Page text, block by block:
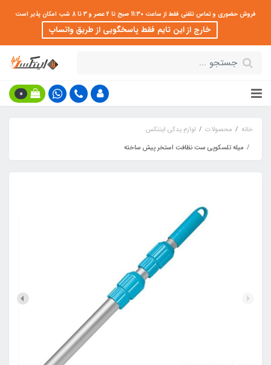
فروش حضوری و تماس تلفنی فقط از ساعت 11:30 صبح تا 2 عصر و 3 تا 8 شب امکان پذیر است
خارج از این تایم فقط پاسخگویی از طریق واتساپ
0
خانه محصولات
لوازم یدکی اینتکس
میله تلسکوپی ست نظافت استخر پیش ساخته